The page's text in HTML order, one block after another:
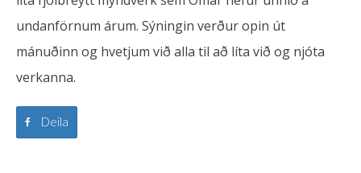
undanförnum árum. Sýningin verður opin út
mánuðinn og hvetjum við alla til að líta við og njóta
verkanna.
Deila